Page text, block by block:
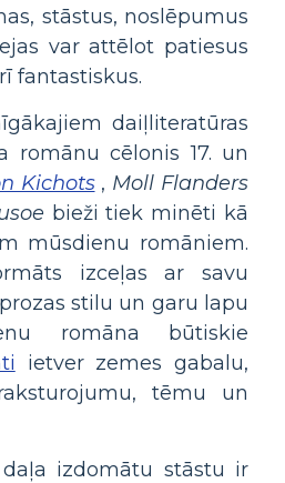
stāstus, noslēpumus
var attēlot patiesus
fantastiskus.
daiļliteratūras
romānu cēlonis 17. un
Kichots, Moll Flanders
bieži tiek minēti kā
mūsdienu romāniem.
izceļas ar savu
stilu un garu lapu
romāna būtiskie
ietver zemes gabalu,
tēmu un
izdomātu stāstu ir